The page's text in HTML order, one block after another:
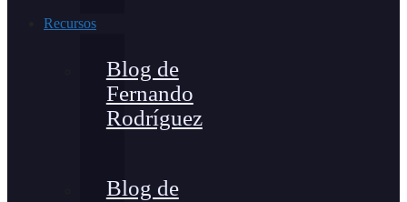
Recursos
Blog de
Fernando
Rodríguez
Blog de